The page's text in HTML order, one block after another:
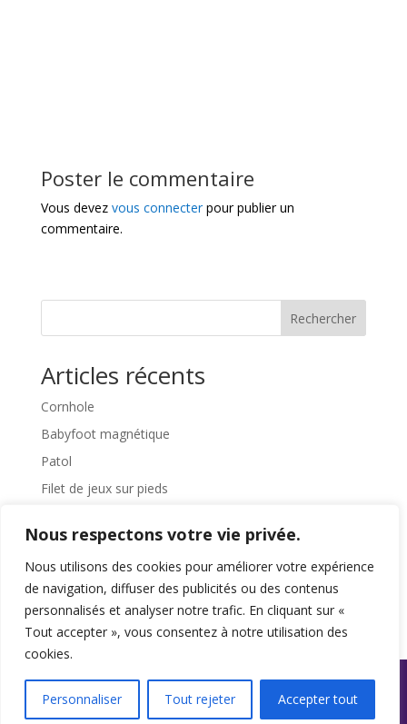
Nous respectons votre vie privée.
Nous utilisons des cookies pour améliorer votre expérience
de navigation, diffuser des publicités ou des contenus
personnalisés et analyser notre trafic. En cliquant sur «
Tout accepter », vous consentez à notre utilisation des
cookies.
Personnaliser Tout rejeter Accepter tout
Poster le commentaire
Vous devez vous connecterpour publier un
commentaire.
Rechercher
Articles récents
Cornhole
Babyfoot magnétique
Patol
Filet de jeux sur pieds
Commentaires récents
Aucun commentaire à afficher.
Propulsé par WordPress - Tous droits réservés ©